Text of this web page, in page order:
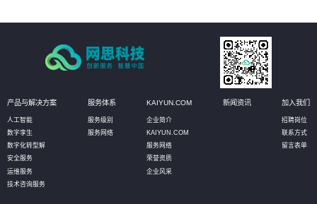
产品与解决方案
人工智能
数字孪生
数字化转型解
安全服务
运维服务
技术咨询服务
服务体系
服务级别
服务网络
KAIYUN.COM
企业简介
KAIYUN.COM
服务网络
荣誉资质
企业风采
新闻资讯 加入我们
招聘岗位
联系方式
留言表单